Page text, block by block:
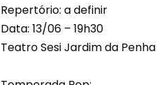
Repertório: a definir
Data: 13/06 – 19h30
Teatro Sesi Jardim da Penha